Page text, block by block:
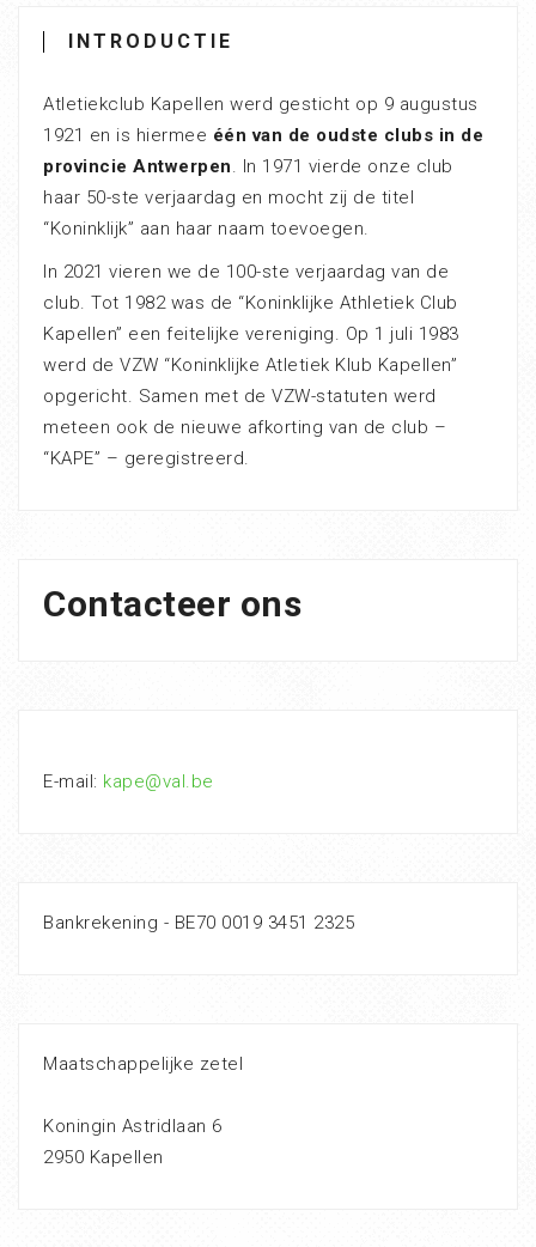
INTRODUCTIE
Atletiekclub Kapellen werd gesticht op 9 augustus
1921 en is hiermee één van de oudste clubs in de
provincie Antwerpen. In 1971 vierde onze club
haar 50-ste verjaardag en mocht zij de titel
“Koninklijk” aan haar naam toevoegen.
In 2021 vieren we de 100-ste verjaardag van de
club. Tot 1982 was de “Koninklijke Athletiek Club
Kapellen” een feitelijke vereniging. Op 1 juli 1983
werd de VZW “Koninklijke Atletiek Klub Kapellen”
opgericht. Samen met de VZW-statuten werd
meteen ook de nieuwe afkorting van de club –
“KAPE” – geregistreerd.
Contacteer ons
E-mail: kape@val.be
Bankrekening - BE70 0019 3451 2325
Maatschappelijke zetel
Koningin Astridlaan 6
2950 Kapellen